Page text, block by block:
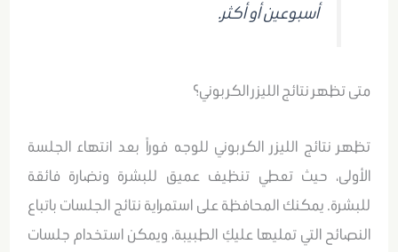
أسبوعين أو أكثر.
متى تظهر نتائج الليزر الكربوني؟
تظهر نتائج الليزر الكربوني للوجه فوراً بعد انتهاء الجلسة
الأولى، حيث تعطي تنظيف عميق للبشرة ونضارة فائقة
للبشرة. يمكنك المحافظة على استمراية نتائج الجلسات باتباع
النصائح التي تمليها عليكِ الطبيبة، ويمكن استخدام جلسات